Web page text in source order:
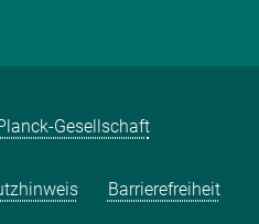
Gesellschaft
Barrierefreiheit